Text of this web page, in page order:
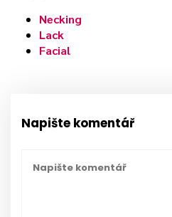
Necking
Lack
Facial
Napište komentář